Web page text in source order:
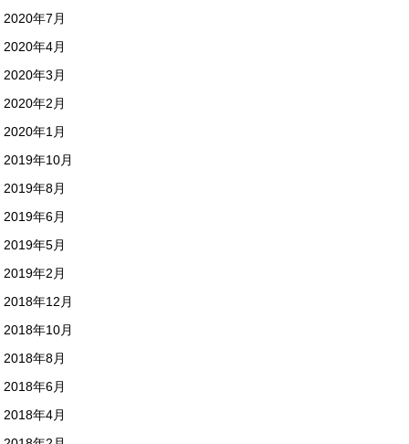
2020年7月
2020年4月
2020年3月
2020年2月
2020年1月
2019年10月
2019年8月
2019年6月
2019年5月
2019年2月
2018年12月
2018年10月
2018年8月
2018年6月
2018年4月